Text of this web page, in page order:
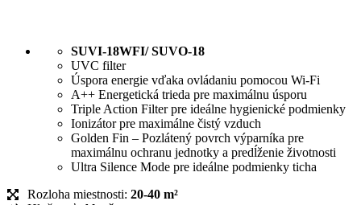
SUVI-18WFI/ SUVO-18
UVC filter
Úspora energie vďaka ovládaniu pomocou Wi-Fi
A++ Energetická trieda pre maximálnu úsporu
Triple Action Filter pre ideálne hygienické podmienky
Ionizátor pre maximálne čistý vzduch
Golden Fin – Pozlátený povrch výparníka pre
maximálnu ochranu jednotky a predĺženie životnosti
Ultra Silence Mode pre ideálne podmienky ticha
Rozloha miestnosti: 20-40 m²